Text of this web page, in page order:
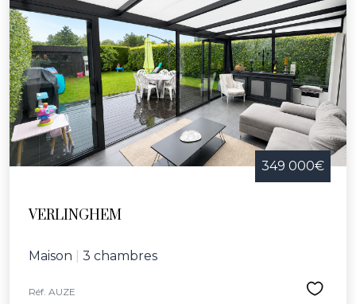
349 000€
VERLINGHEM
Maison 3 chambres
Réf. AUZE